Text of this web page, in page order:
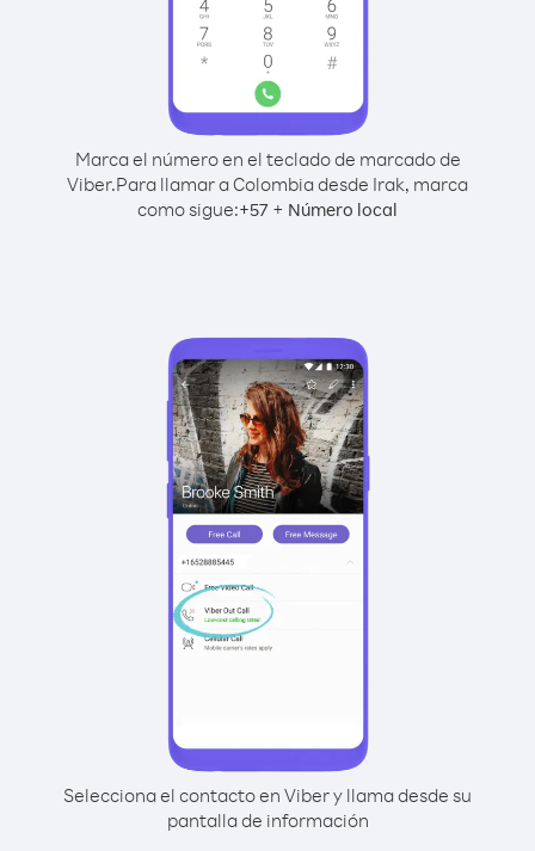
Marca el número en el teclado de marcado de
Viber.Para llamar a Colombia desde Irak, marca
como sigue:+57 + Número local
Selecciona el contacto en Viber y llama desde su
pantalla de información